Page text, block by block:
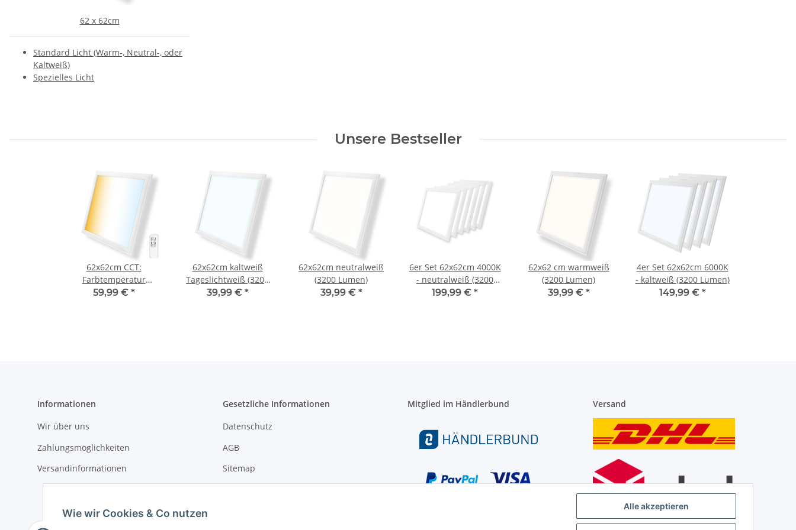
62 x 62cm
Standard Licht (Warm-, Neutral-, oder
Kaltweiß)
Spezielles Licht
Unsere Bestseller
62x62cm CCT:
Farbtemperatur
einstellbar und
59,99 € *
62x62cm kaltweiß
Tageslichtweiß (3200
Lumen)
39,99 € *
62x62cm neutralweiß
(3200 Lumen)
39,99 € *
6er Set 62x62cm 4000K
- neutralweiß (3200
Lumen)
199,99 € *
62x62 cm warmweiß
(3200 Lumen)
39,99 € *
4er Set 62x62cm 6000K
- kaltweiß (3200 Lumen)
149,99 € *
Informationen
Wir über uns
Zahlungsmöglichkeiten
Versandinformationen
Gesetzliche Informationen
Datenschutz
AGB
Sitemap
Mitglied im Händlerbund Versand
Wie wir Cookies & Co nutzen
Alle akzeptieren